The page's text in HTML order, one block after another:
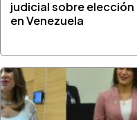
judicial sobre elección
en Venezuela